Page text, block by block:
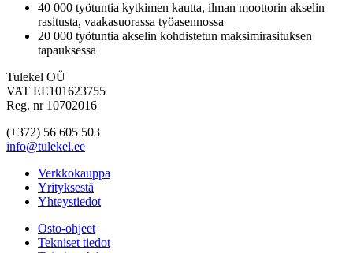
40 000 työtuntia kytkimen kautta, ilman moottorin akselin
rasitusta, vaakasuorassa työasennossa
20 000 työtuntia akselin kohdistetun maksimirasituksen
tapauksessa
Tulekel OÜ
VAT EE101623755
Reg. nr 10702016
(+372) 56 605 503
info@tulekel.ee
Verkkokauppa
Yrityksestä
Yhteystiedot
Osto-ohjeet
Tekniset tiedot